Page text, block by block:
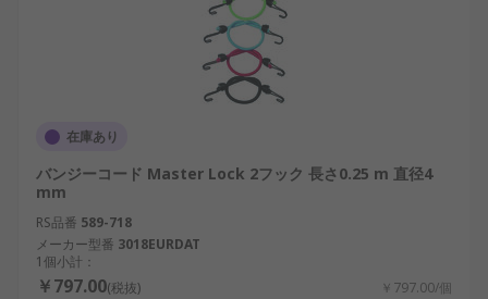
在庫あり
バンジーコード Master Lock 2フック 長さ0.25 m 直径4
mm
RS品番 589-718
メーカー型番 3018EURDAT
1個小計：
￥797.00(税抜) ￥797.00/個